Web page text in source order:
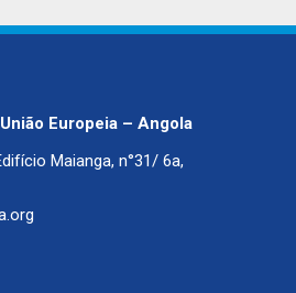
União Europeia – Angola
Maianga, n°31/ 6a,